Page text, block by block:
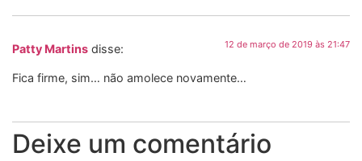
Patty Martins disse: 12 de março de 2019 às 21:47
Fica firme, sim… não amolece novamente…
Deixe um comentário